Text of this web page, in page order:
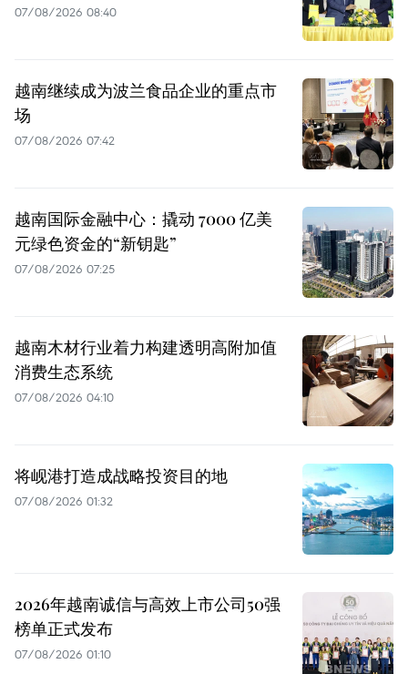
07/08/2026 08:40
越南继续成为波兰食品企业的重点市
场
07/08/2026 07:42
越南国际金融中心：撬动 7000 亿美
元绿色资金的“新钥匙”
07/08/2026 07:25
越南木材行业着力构建透明高附加值
消费生态系统
07/08/2026 04:10
将岘港打造成战略投资目的地
07/08/2026 01:32
2026年越南诚信与高效上市公司50强
榜单正式发布
07/08/2026 01:10